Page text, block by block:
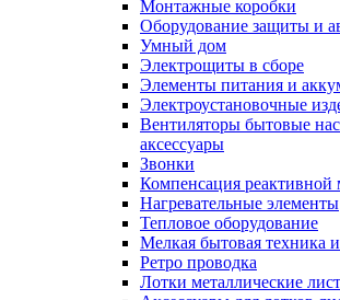
Монтажные коробки
Оборудование защиты и
Умный дом
Электрощиты в сборе
Элементы питания и
Электроустановочные
Вентиляторы бытовые
аксессуары
Звонки
Компенсация реактивной
Нагревательные элементы
Тепловое оборудование
Мелкая бытовая техника
Ретро проводка
Лотки металлические